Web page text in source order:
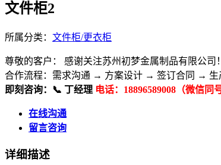
文件柜2
所属分类： 文件柜/更衣柜
尊敬的客户： 感谢关注苏州初梦金属制品有限公
合作流程：​ 需求沟通 → 方案设计 → 签订合同 → 生
即刻咨询：​ 📞 丁经理 电话：18896589008（微信同号
在线沟通
留言咨询
详细描述